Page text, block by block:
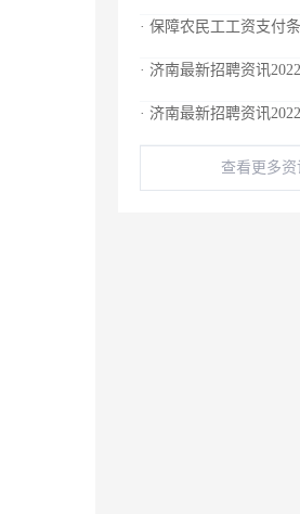
· 保障农民工工资支付
· 济南最新招聘资讯
· 济南最新招聘资讯
查看更多资